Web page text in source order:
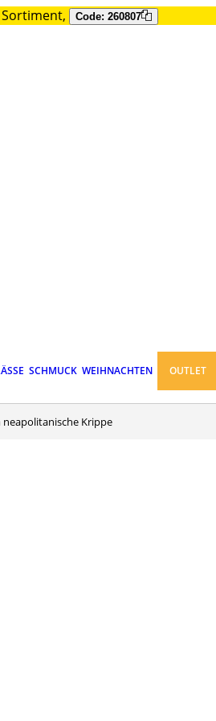
Code: 260807
SCHMUCK WEIHNACHTEN OUTLET
neapolitanische Krippe